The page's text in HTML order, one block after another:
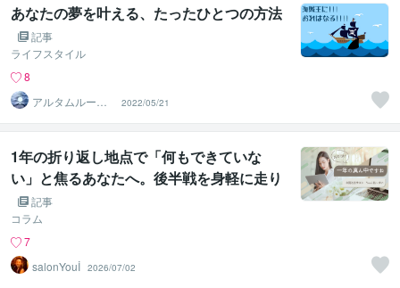
あなたの夢を叶える、たったひとつの方法
記事
ライフスタイル
8
アルタムルーク
ス
2022/05/21
1年の折り返し地点で「何もできていな
い」と焦るあなたへ。後半戦を身軽に走り
抜くための5つの知恵
記事
コラム
7
salonYouİ 2026/07/02